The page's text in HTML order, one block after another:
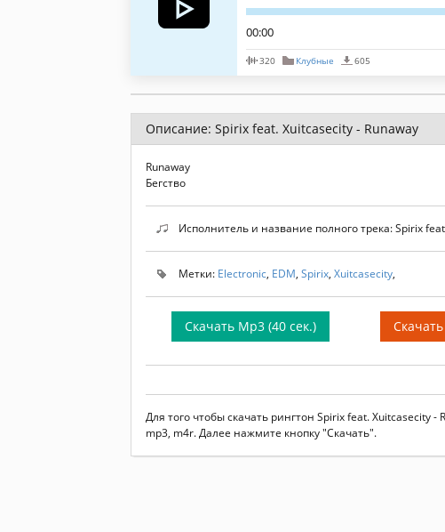
00:00
320 Клубные 605
Описание: Spirix feat. Xuitcasecity - Runaway
Runaway
Бегство
Исполнитель и название полного трека: Spirix
Метки: Electronic, EDM, Spirix, Xuitcasecity,
Скачать Mp3 (40 сек.)
Для того чтобы скачать рингтон Spirix feat.
mp3, m4r. Далее нажмите кнопку "Скачать".